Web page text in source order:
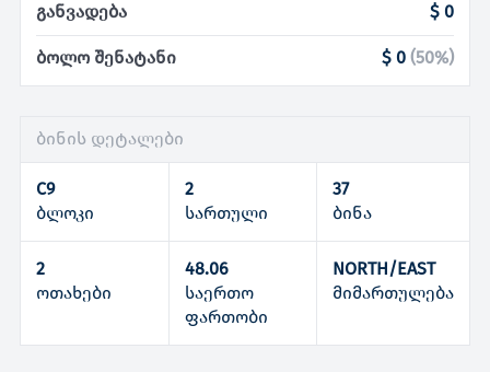
განვადება $ 0
ბოლო შენატანი $ 0 (50%)
ბინის დეტალები
C9
ბლოკი
2
სართული
37
ბინა
2
ოთახები
48.06
საერთო
ფართობი
NORTH/EAST
მიმართულება